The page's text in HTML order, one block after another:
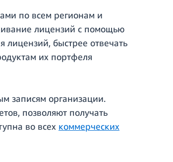
по всем регионам и
лицензий с помощью
лицензий, быстрее отвечать
их портфеля
записям организации.
позволяют получать
во всех коммерческих